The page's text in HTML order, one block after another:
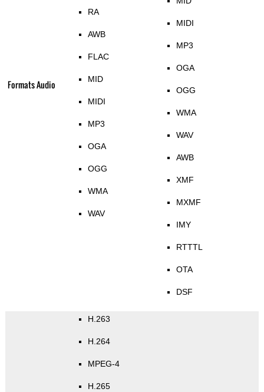
Formats Audio
RA
AWB
FLAC
MID
MIDI
MP3
OGA
OGG
WMA
WAV
MIDI
MP3
OGA
OGG
WMA
WAV
AWB
XMF
MXMF
IMY
RTTTL
OTA
DSF
H.263
H.264
MPEG-4
H.265